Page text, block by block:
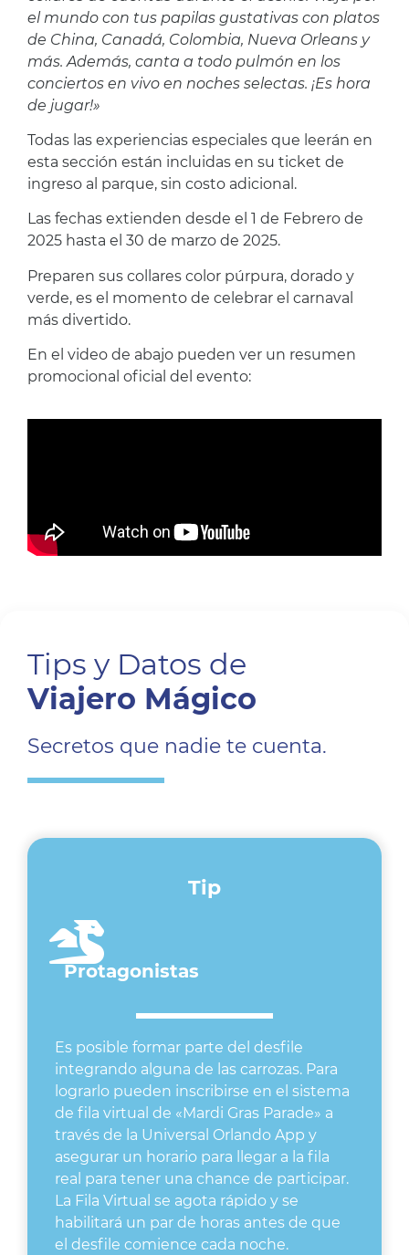
el mundo con tus papilas gustativas con platos
de China, Canadá, Colombia, Nueva Orleans y
más. Además, canta a todo pulmón en los
conciertos en vivo en noches selectas. ¡Es hora
de jugar!»
Todas las experiencias especiales que leerán en
esta sección están incluidas en su ticket de
ingreso al parque, sin costo adicional.
Las fechas extienden desde el 1 de Febrero de
2025 hasta el 30 de marzo de 2025.
Preparen sus collares color púrpura, dorado y
verde, es el momento de celebrar el carnaval
más divertido.
En el video de abajo pueden ver un resumen
promocional oficial del evento:
Tips y Datos de
Viajero Mágico
Secretos que nadie te cuenta.
Tip
Protagonistas
Es posible formar parte del desfile
integrando alguna de las carrozas. Para
lograrlo pueden inscribirse en el sistema
de fila virtual de «Mardi Gras Parade» a
través de la Universal Orlando App y
asegurar un horario para llegar a la fila
real para tener una chance de participar.
La Fila Virtual se agota rápido y se
habilitará un par de horas antes de que
el desfile comience cada noche.